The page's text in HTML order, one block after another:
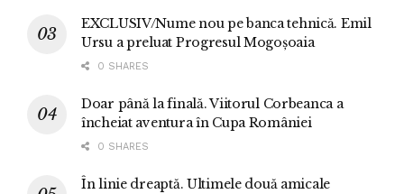
EXCLUSIV/Nume nou pe banca tehnică. Emil
Ursu a preluat Progresul Mogoșoaia
0 SHARES
Doar până la finală. Viitorul Corbeanca a
încheiat aventura în Cupa României
0 SHARES
În linie dreaptă. Ultimele două amicale